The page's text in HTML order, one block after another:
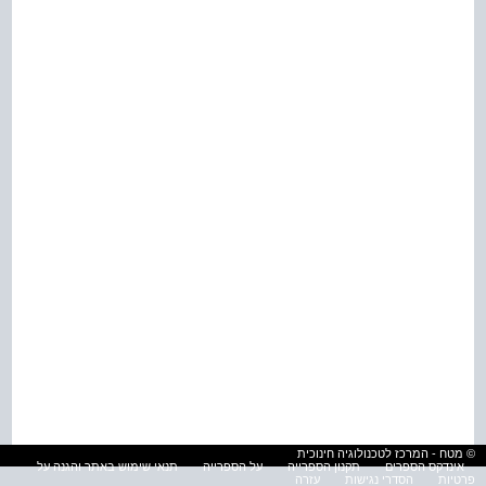
© מטח - המרכז לטכנולוגיה חינוכית
אינדקס הספרים
תקנון הספרייה על הספרייה
תנאי שימוש באתר והגנה על
פרטיות
הסדרי נגישות עזרה